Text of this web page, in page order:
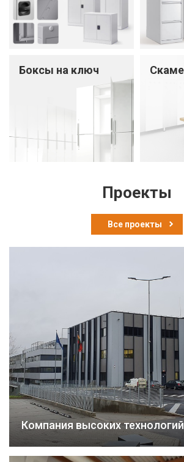
Боксы на ключ
Проекты
Все проекты
Компания высоких технологий